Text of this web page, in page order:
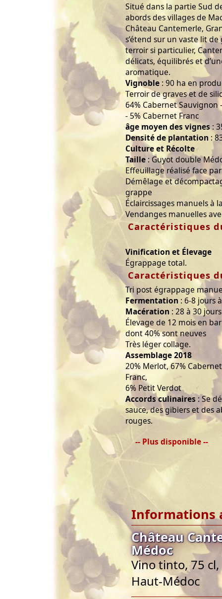
Situé dans la partie Sud
abords des villages de
Château Cantemerle,
s’étend sur un vaste lit
terroir si particulier,
délicats, équilibrés et
aromatique.
Vignoble : 90 ha en
Terroir de graves et de
64% Cabernet Sauvignon
- 5% Cabernet Franc
âge moyen des vignes:
Densité de plantation :
Culture et Récolte
Taille : Guyot double
Effeuillage réalisé face
Démêlage et
grappe
Éclaircissages manuels à
Vendanges manuelles
Caractéristiques
Vinification et Élevage
Égrappage total.
Caractéristiques
Tri post égrappage
Fermentation : 6-8 jours
Macération : 28 à 30 jours
Élevage de 12 mois en
dont 40% sont neuves
Très léger collage.
Assemblage 2018
20% Merlot, 67%
Franc,
6% Petit Verdot
Accords culinaires : Se
sauce, des gibiers et des
rouges.
-- Plus disponible --
Informations
Château
Médoc
Vino tinto, 75
Haut-Médoc